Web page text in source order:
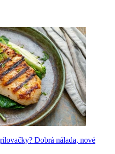
Dobrá nálada, nové